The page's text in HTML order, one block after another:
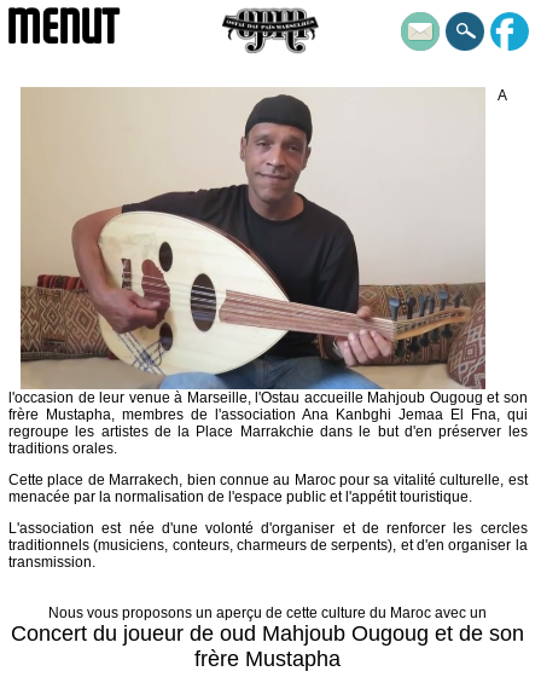
MENUT
A
l'occasion de leur venue à Marseille, l'Ostau accueille Mahjoub Ougoug et son
frère Mustapha, membres de l'association Ana Kanbghi Jemaa El Fna, qui
regroupe les artistes de la Place Marrakchie dans le but d'en préserver les
traditions orales.
Cette place de Marrakech, bien connue au Maroc pour sa vitalité culturelle, est
menacée par la normalisation de l'espace public et l'appétit touristique.
L'association est née d'une volonté d'organiser et de renforcer les cercles
traditionnels (musiciens, conteurs, charmeurs de serpents), et d'en organiser la
transmission.
Nous vous proposons un aperçu de cette culture du Maroc avec un
Concert du joueur de oud Mahjoub Ougoug et de son
frère Mustapha